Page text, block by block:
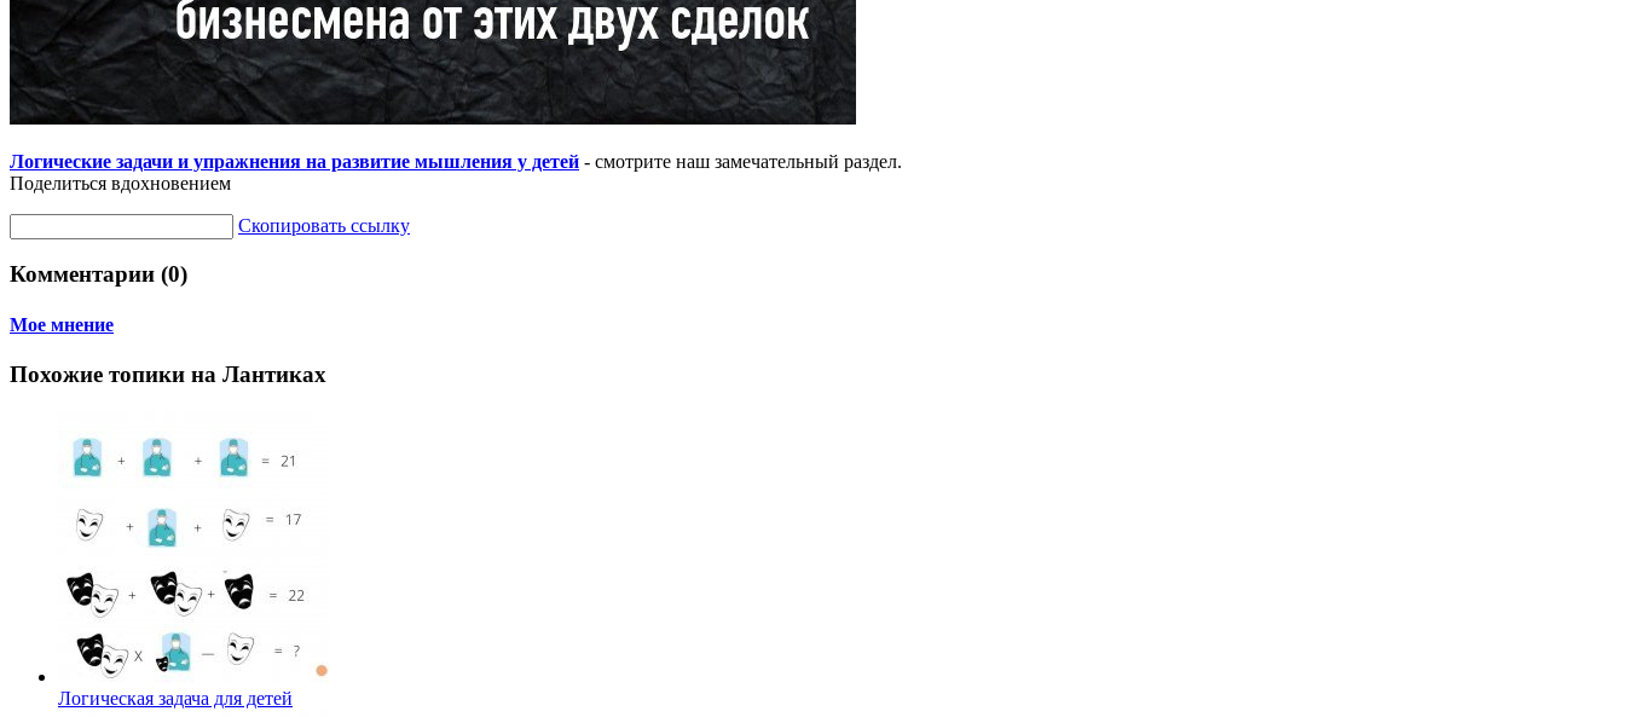
Логические задачи и упражнения на развитие мышления у детей - смотрите наш замечательный раздел.
Поделиться вдохновением
Скопировать ссылку
Комментарии (0)
Мое мнение
Похожие топики на Лантиках
Логическая задача для детей